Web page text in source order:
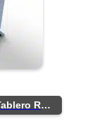
Barra Desayunadora Móvil Con Pino Tablero Rústico